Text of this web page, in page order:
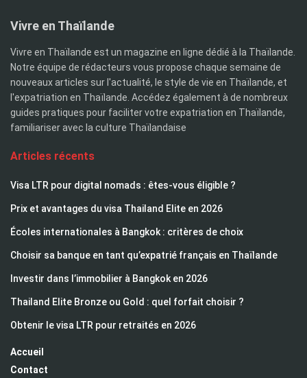
Vivre en Thaïlande
Vivre en Thaïlande est un magazine en ligne dédié à la Thaïlande.
Notre équipe de rédacteurs vous propose chaque semaine de
nouveaux articles sur l'actualité, le style de vie en Thaïlande, et
l'expatriation en Thaïlande. Accédez également à de nombreux
guides pratiques pour faciliter votre expatriation en Thaïlande,
familiariser avec la culture Thaïlandaise
Articles récents
Visa LTR pour digital nomads : êtes-vous éligible ?
Prix et avantages du visa Thailand Elite en 2026
Écoles internationales à Bangkok : critères de choix
Choisir sa banque en tant qu’expatrié français en Thaïlande
Investir dans l’immobilier à Bangkok en 2026
Thailand Elite Bronze ou Gold : quel forfait choisir ?
Obtenir le visa LTR pour retraités en 2026
Accueil
Contact